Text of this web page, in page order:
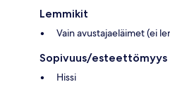
Lemmikit
Vain avustajaeläimet (ei
Sopivuus/esteettömyys
Hissi